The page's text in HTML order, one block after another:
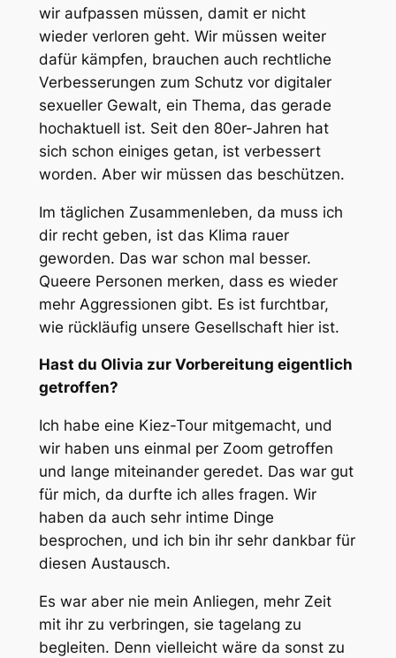
wir aufpassen müssen, damit er nicht
wieder verloren geht. Wir müssen weiter
dafür kämpfen, brauchen auch rechtliche
Verbesserungen zum Schutz vor digitaler
sexueller Gewalt, ein Thema, das gerade
hochaktuell ist. Seit den 80er-Jahren hat
sich schon einiges getan, ist verbessert
worden. Aber wir müssen das beschützen.
Im täglichen Zusammenleben, da muss ich
dir recht geben, ist das Klima rauer
geworden. Das war schon mal besser.
Queere Personen merken, dass es wieder
mehr Aggressionen gibt. Es ist furchtbar,
wie rückläufig unsere Gesellschaft hier ist.
Hast du Olivia zur Vorbereitung eigentlich
getroffen?
Ich habe eine Kiez-Tour mitgemacht, und
wir haben uns einmal per Zoom getroffen
und lange miteinander geredet. Das war gut
für mich, da durfte ich alles fragen. Wir
haben da auch sehr intime Dinge
besprochen, und ich bin ihr sehr dankbar für
diesen Austausch.
Es war aber nie mein Anliegen, mehr Zeit
mit ihr zu verbringen, sie tagelang zu
begleiten. Denn vielleicht wäre da sonst zu